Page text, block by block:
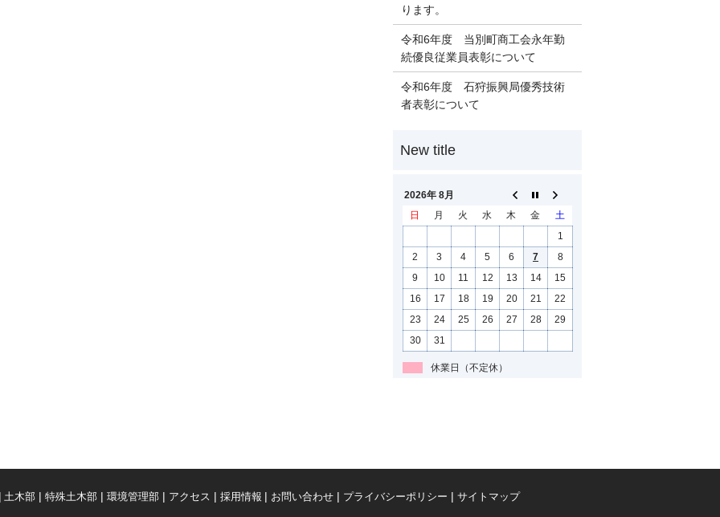
ります。
令和6年度 当別町商工会永年勤
続優良従業員表彰について
令和6年度 石狩振興局優秀技術
者表彰について
2026年 8月
日
月 火 水 木 金
土
1
2
3 4 5 6 7
8
9
10 11 12 13 14
15
16
17 18 19 20 21
22
23
24 25 26 27 28
29
30
31
休業日（不定休）
土木部 特殊土木部 環境管理部 アクセス 採用情報 お問い合わせ プライバシーポリシー サイトマップ